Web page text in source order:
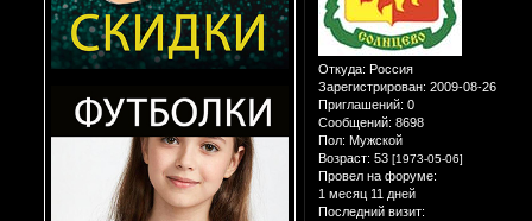
Откуда: Россия
Зарегистрирован: 2009-08-26
Приглашений: 0
Сообщений: 8698
Пол: Мужской
Возраст: 53 [1973-05-06]
Провел на форуме:
1 месяц 11 дней
Последний визит: